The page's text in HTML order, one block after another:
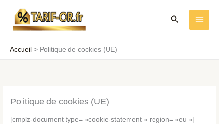
contenu
Rechercher
Accueil Politique de cookies (UE)
Politique de cookies (UE)
[cmplz-document type= »cookie-statement » region= »eu »]